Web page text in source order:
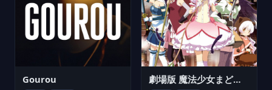
Gourou 劇場版 魔法少女まどか☆マギカ[新編]叛逆の物語